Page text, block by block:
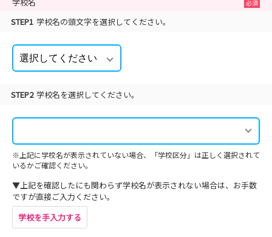
学校名
STEP1 学校名の頭文字を選択してください。
STEP2 学校名を選択してください。
※上記に学校名が表示されていない場合、「学校区分」は正しく選択されて
いるかご確認ください。
▼上記を確認したにも関わらず学校名が表示されない場合は、お手数
ですが直接ご入力ください。
学校を手入力する